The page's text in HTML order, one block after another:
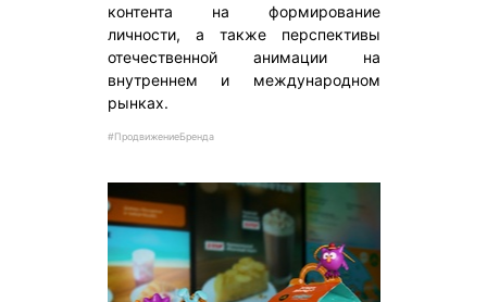
контента на формирование
личности, а также перспективы
отечественной анимации на
внутреннем и международном
рынках.
#ПродвижениеБренда